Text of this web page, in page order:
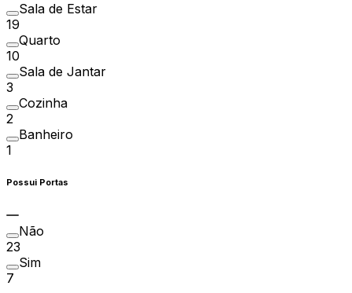
Sala de Estar
19
Quarto
10
Sala de Jantar
3
Cozinha
2
Banheiro
1
Possui Portas
Não
23
Sim
7